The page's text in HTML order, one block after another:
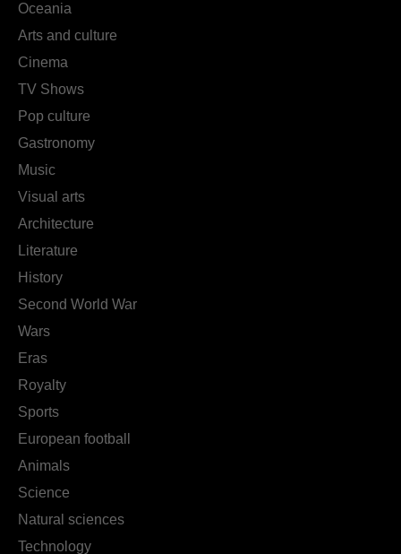
Oceania
Arts and culture
Cinema
TV Shows
Pop culture
Gastronomy
Music
Visual arts
Architecture
Literature
History
Second World War
Wars
Eras
Royalty
Sports
European football
Animals
Science
Natural sciences
Technology